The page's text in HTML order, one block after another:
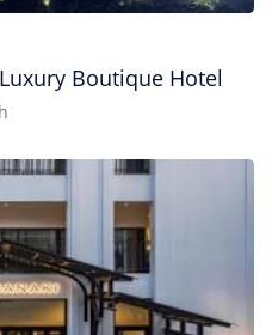
Boutique Hotel